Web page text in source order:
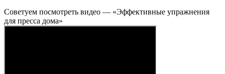
Советуем посмотреть видео — «Эффективные упражнения
для пресса дома»